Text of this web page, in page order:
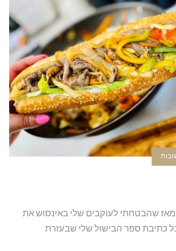
שהבטחתי לעוקבים שלי באינסוש את
כתיבת ספר הבישול שלי שבעזרת